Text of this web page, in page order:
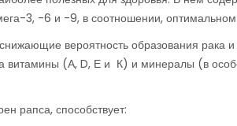
3, -6 и -9, в соотношении, оптимальном
вероятность образования рака
витамины (А, D, Е и К) и минералы (в
рапса, способствует: